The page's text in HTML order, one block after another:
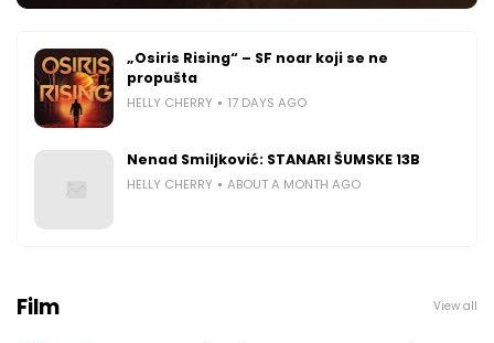
„Osiris Rising“ – SF noar koji se ne
propušta
HELLY CHERRY 17 DAYS AGO
Nenad Smiljković: STANARI ŠUMSKE 13B
HELLY CHERRY ABOUT A MONTH AGO
Film View all